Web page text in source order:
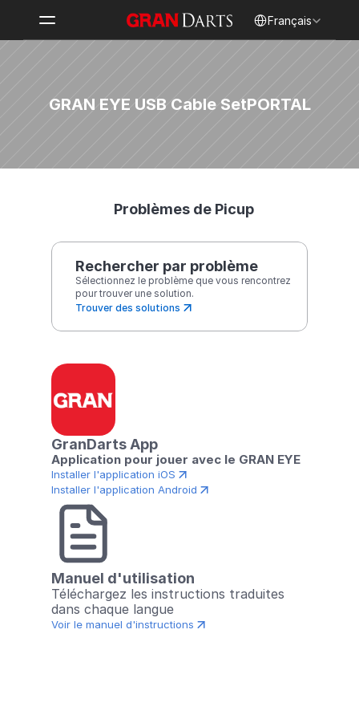
Français
GRAN EYE USB Cable SetPORTAL
Problèmes de Picup
Rechercher par problème
Sélectionnez le problème que vous rencontrez
pour trouver une solution.
Trouver des solutions
GranDarts App
Application pour jouer avec le GRAN EYE
Installer l'application iOS
Installer l'application Android
Manuel d'utilisation
Téléchargez les instructions traduites
dans chaque langue
Voir le manuel d'instructions